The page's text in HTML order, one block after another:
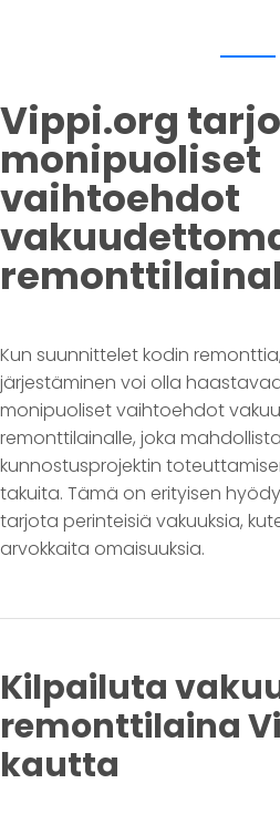
Vippi.org
monipuoliset
vaihtoehdot
Kun suunnittelet kodin
järjestäminen voi olla
monipuoliset vaihtoehdot
remonttilainalle, joka
kunnostusprojektin
takuita. Tämä on erityisen
tarjota perinteisiä vakuuksia,
arvokkaita omaisuuksia.
Kilpailuta
remonttilaina
kautta